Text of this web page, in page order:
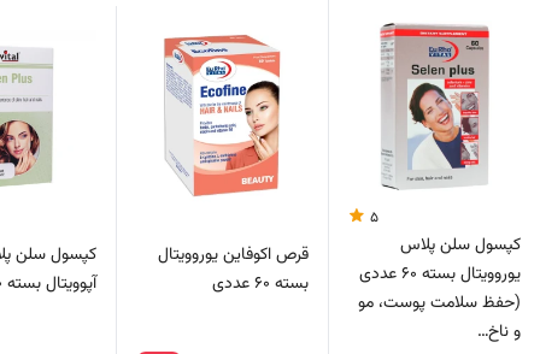
5
کپسول سلن پلاس
یوروویتال بسته 60 عددی
(حفظ سلامت پوست، مو
و ناخ…
قرص اکوفاین یوروویتال
بسته 60 عددی
کپسول سلن
آپوویتال بسته 40 عددی